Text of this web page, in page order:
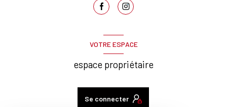
VOTRE ESPACE
espace propriétaire
Se connecter